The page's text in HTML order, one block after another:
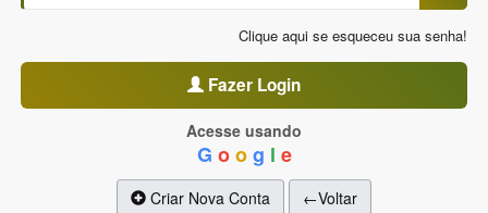
Clique aqui se esqueceu sua senha!
Fazer Login
Acesse usando
G o o g l e
Criar Nova Conta ←Voltar